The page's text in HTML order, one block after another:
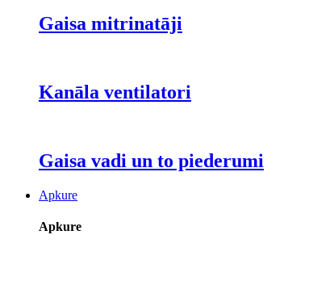
Gaisa mitrinatāji
Kanāla ventilatori
Gaisa vadi un to piederumi
Apkure
Apkure